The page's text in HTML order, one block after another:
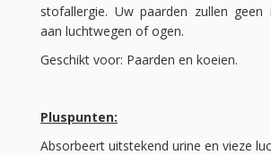
stofallergie. Uw paarden zullen geen
aan luchtwegen of ogen.
Geschikt voor: Paarden en koeien.
Pluspunten:
Absorbeert uitstekend urine en vieze